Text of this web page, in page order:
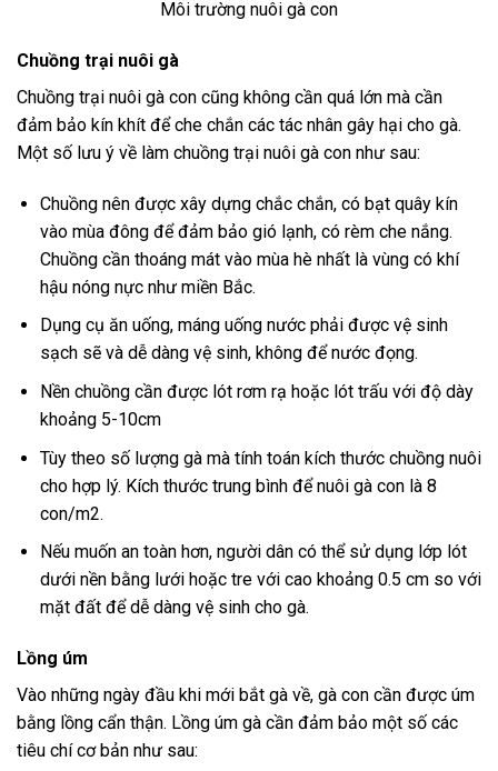
Môi trường nuôi gà con
Chuồng trại nuôi gà
Chuồng trại nuôi gà con cũng không cần quá lớn mà cần
đảm bảo kín khít để che chắn các tác nhân gây hại cho gà.
Một số lưu ý về làm chuồng trại nuôi gà con như sau:
Chuồng nên được xây dựng chắc chắn, có bạt quây kín
vào mùa đông để đảm bảo gió lạnh, có rèm che nắng.
Chuồng cần thoáng mát vào mùa hè nhất là vùng có khí
hậu nóng nực như miền Bắc.
Dụng cụ ăn uống, máng uống nước phải được vệ sinh
sạch sẽ và dễ dàng vệ sinh, không để nước đọng.
Nền chuồng cần được lót rơm rạ hoặc lót trấu với độ dày
khoảng 5-10cm
Tùy theo số lượng gà mà tính toán kích thước chuồng nuôi
cho hợp lý. Kích thước trung bình để nuôi gà con là 8
con/m2.
Nếu muốn an toàn hơn, người dân có thể sử dụng lớp lót
dưới nền bằng lưới hoặc tre với cao khoảng 0.5 cm so với
mặt đất để dễ dàng vệ sinh cho gà.
Lồng úm
Vào những ngày đầu khi mới bắt gà về, gà con cần được úm
bằng lồng cẩn thận. Lồng úm gà cần đảm bảo một số các
tiêu chí cơ bản như sau: